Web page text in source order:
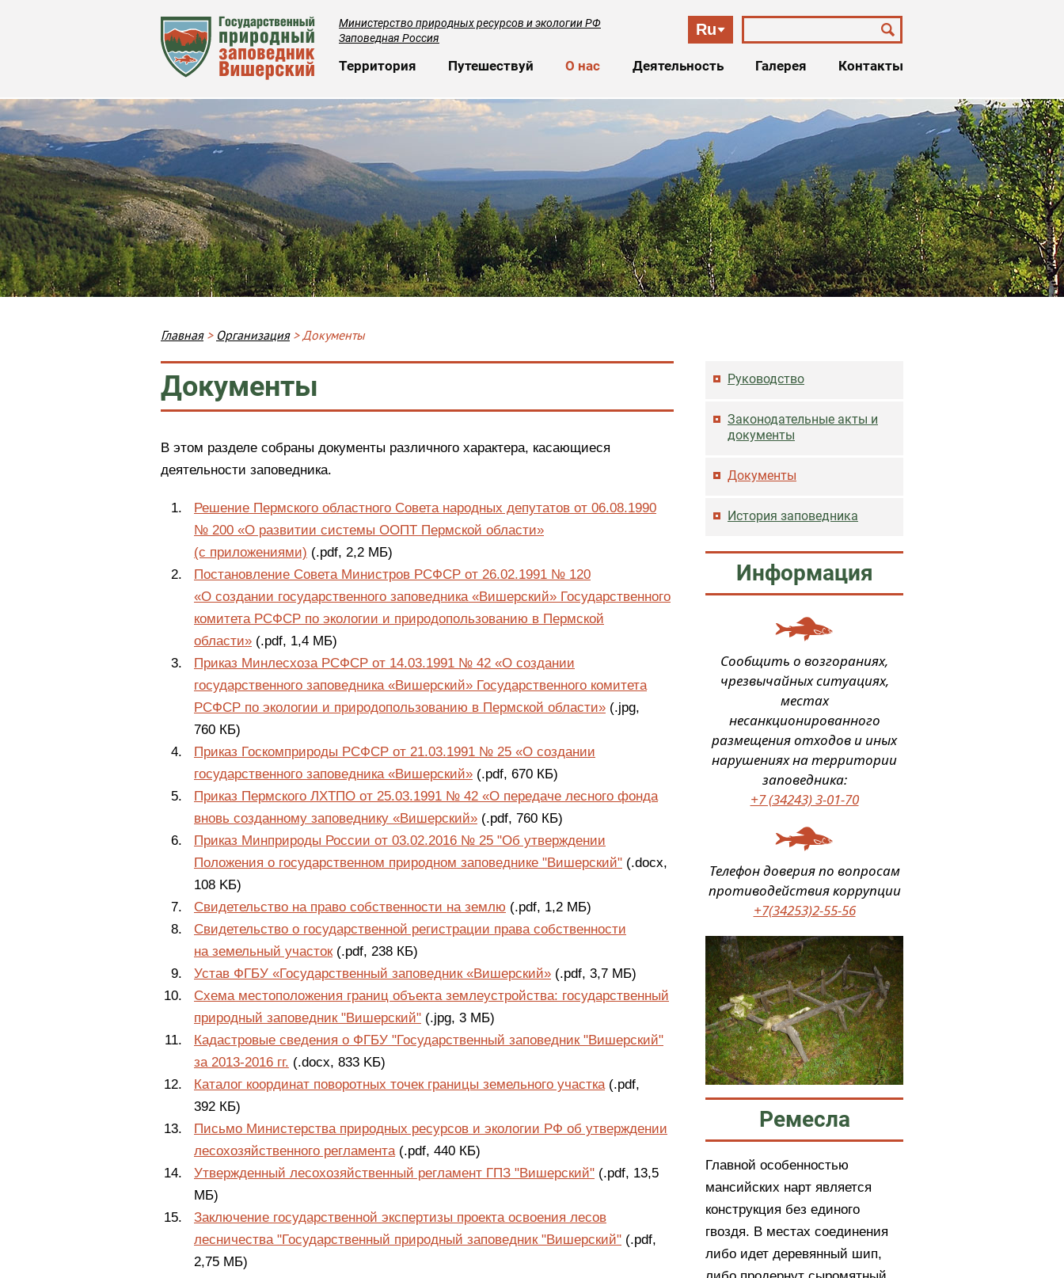
Министерство природных ресурсов и экологии РФ
Заповедная Россия
Ru
Основная навигация
Территория Путешествуй О нас Деятельность Галерея Контакты
Строка навигации
Главная Организация Документы
Документы
В этом разделе собраны документы различного характера, касающиеся
деятельности заповедника.
Решение Пермского областного Совета народных депутатов от 06.08.1990
№ 200 «О развитии системы ООПТ Пермской области»
(с приложениями) (.pdf, 2,2 МБ)
Постановление Совета Министров РСФСР от 26.02.1991 № 120
«О создании государственного заповедника «Вишерский» Государственного
комитета РСФСР по экологии и природопользованию в Пермской
области» (.pdf, 1,4 МБ)
Приказ Минлесхоза РСФСР от 14.03.1991 № 42 «О создании
государственного заповедника «Вишерский» Государственного комитета
РСФСР по экологии и природопользованию в Пермской области» (.jpg,
760 КБ)
Приказ Госкомприроды РСФСР от 21.03.1991 № 25 «О создании
государственного заповедника «Вишерский» (.pdf, 670 КБ)
Приказ Пермского ЛХТПО от 25.03.1991 № 42 «О передаче лесного фонда
вновь созданному заповеднику «Вишерский» (.pdf, 760 КБ)
Приказ Минприроды России от 03.02.2016 № 25 "Об утверждении
Положения о государственном природном заповеднике "Вишерский" (.docx,
108 KБ)
Свидетельство на право собственности на землю (.pdf, 1,2 МБ)
Свидетельство о государственной регистрации права собственности
на земельный участок(.pdf, 238 КБ)
Устав ФГБУ «Государственный заповедник «Вишерский» (.pdf, 3,7 МБ)
Схема местоположения границ объекта землеустройства: государственный
природный заповедник "Вишерский" (.jpg, 3 МБ)
Кадастровые сведения о ФГБУ "Государственный заповедник "Вишерский"
за 2013-2016 гг. (.docx, 833 KБ)
Каталог координат поворотных точек границы земельного участка(.pdf,
392 КБ)
Письмо Министерства природных ресурсов и экологии РФ об утверждении
лесохозяйственного регламента(.pdf, 440 КБ)
Утвержденный лесохозяйственный регламент ГПЗ "Вишерский" (.pdf, 13,5
MБ)
Заключение государственной экспертизы проекта освоения лесов
лесничества "Государственный природный заповедник "Вишерский" (.pdf,
2,75 MБ)
Основная навигация
Руководство
Законодательные акты и
документы
Документы
История заповедника
Информация
Сообщить о возгораниях,
чрезвычайных ситуациях,
местах
несанкционированного
размещения отходов и иных
нарушениях на территории
заповедника:
+7 (34243) 3-01-70
Телефон доверия по вопросам
противодействия коррупции
+7(34253)2-55-56
Ремесла
Главной особенностью
мансийских нарт является
конструкция без единого
гвоздя. В местах соединения
либо идет деревянный шип,